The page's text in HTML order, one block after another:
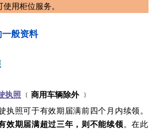
用柜位服务。
般资料
执照 ﹝ 商用车辆除外﹞
执照可于有效期届满前四个月内续领。
效期届满超过三年，则不能续领。在此